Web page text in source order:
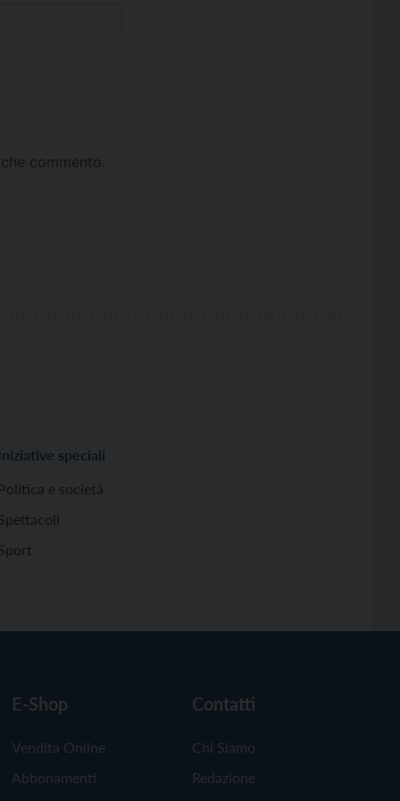
commento.
Iniziative speciali
Politica e società
E-Shop
Vendita Online
Abbonamenti
Contatti
Chi Siamo
Redazione